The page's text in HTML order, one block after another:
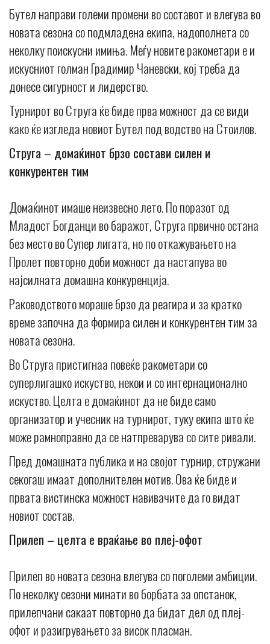
Бутел направи големи промени во составот и влегува во
новата сезона со подмладена екипа, надополнета со
неколку поискусни имиња. Меѓу новите ракометари е и
искусниот голман Градимир Чаневски, кој треба да
донесе сигурност и лидерство.
Турнирот во Струга ќе биде прва можност да се види
како ќе изгледа новиот Бутел под водство на Стоилов.
Струга – домаќинот брзо состави силен и
конкурентен тим
Домаќинот имаше неизвесно лето. По поразот од
Младост Богданци во баражот, Струга првично остана
без место во Супер лигата, но по откажувањето на
Пролет повторно доби можност да настапува во
најсилната домашна конкуренција.
Раководството мораше брзо да реагира и за кратко
време започна да формира силен и конкурентен тим за
новата сезона.
Во Струга пристигнаа повеќе ракометари со
суперлигашко искуство, некои и со интернационално
искуство. Целта е домаќинот да не биде само
организатор и учесник на турнирот, туку екипа што ќе
може рамноправно да се натпреварува со сите ривали.
Пред домашната публика и на својот турнир, стружани
секогаш имаат дополнителен мотив. Ова ќе биде и
првата вистинска можност навивачите да го видат
новиот состав.
Прилеп – целта е враќање во плеј-офот
Прилеп во новата сезона влегува со поголеми амбиции.
По неколку сезони минати во борбата за опстанок,
прилепчани сакаат повторно да бидат дел од плеј-
офот и разигрувањето за висок пласман.